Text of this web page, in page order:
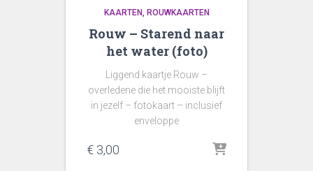
KAARTEN ROUWKAARTEN
Rouw – Starend naar
het water (foto)
Liggend kaartje Rouw –
overledene die het mooiste blijft
in jezelf – fotokaart – inclusief
enveloppe
€ 3,00